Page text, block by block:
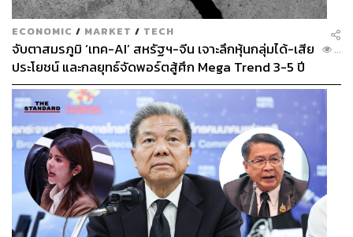
สำหรับลูกค้าที่ซื้อกรมธรรม์ประกันภัยในปี 2566 เป็นต้นไป
สามารถดู FWD Clarity Policy Manual ได้อย่างสะดวก
รวดเร็วยิ่งขึ้น โดย FWD ได้ปรับเปลี่ยนการจัดส่งเป็นรูปแบบ
อิเล็กทรอนิกส์ทั้งหมด โดยสามารถเข้าไปดูคู่มือกรมธรรม์
ประกันภัยได้ทางแอปพลิเคชัน Omne by FWD และทางอีเมล
ที่ลูกค้าระบุไว้
TAGS: Advertorial ประกันชีวิต FWD
อลิสา อารีพงษ์
บริษัท เอฟดับบลิวดี ประกันชีวิต จำกัด (มหาชน)
ECONOMIC / MARKET / TECH
จับตาสมรภูมิ ‘เทค-AI’ สหรัฐฯ-จีน เจาะลึกหุ้นกลุ่มได้-เสีย
ประโยชน์ และกลยุทธ์จัดพอร์ตสู้ศึก Mega Trend 3-5 ปี
ข้างหน้า
...